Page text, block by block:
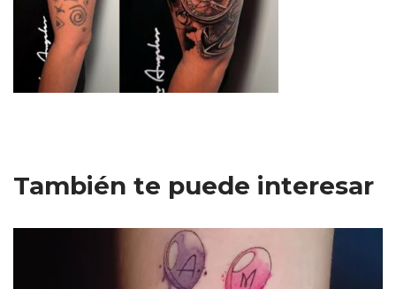
También te puede interesar